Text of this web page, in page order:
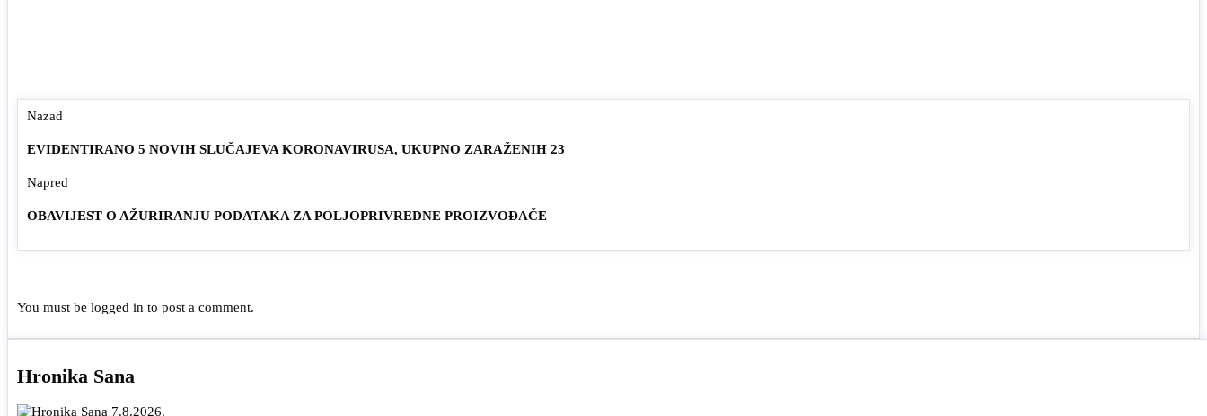
Nazad
EVIDENTIRANO 5 NOVIH SLUČAJEVA KORONAVIRUSA, UKUPNO ZARAŽENIH 23
Napred
OBAVIJEST O AŽURIRANJU PODATAKA ZA POLJOPRIVREDNE PROIZVOĐAČE
You must be logged in to post a comment.
Hronika Sana